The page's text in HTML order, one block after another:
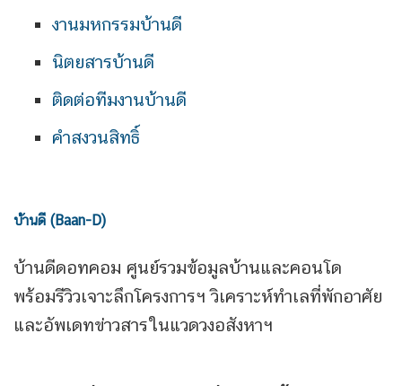
งานมหกรรมบ้านดี
นิตยสารบ้านดี
ติดต่อทีมงานบ้านดี
คำสงวนสิทธิ์
บ้านดี (Baan-D)
บ้านดีดอทคอม ศูนย์รวมข้อมูลบ้านและคอนโด
พร้อมรีวิวเจาะลึกโครงการฯ วิเคราะห์ทำเลที่พักอาศัย
และอัพเดทข่าวสารในแวดวงอสังหาฯ